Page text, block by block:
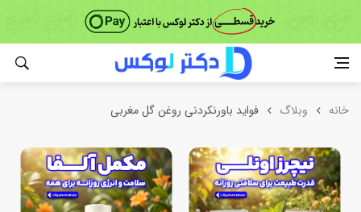
خانه وبلاگ فواید باورنکردنی روغن گل مغربی